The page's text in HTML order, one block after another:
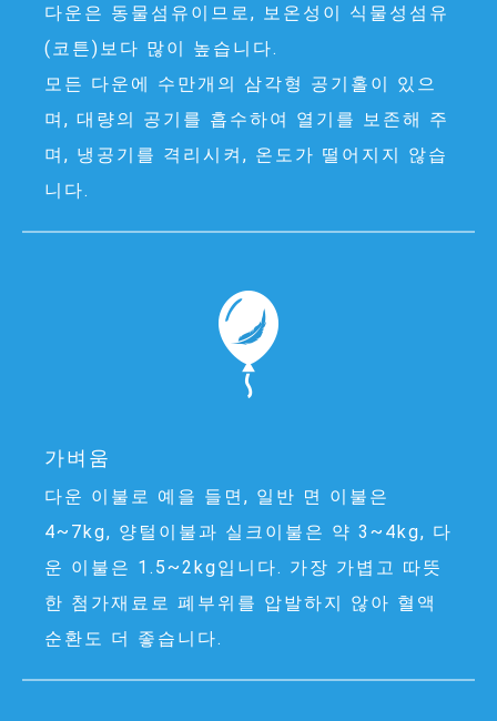
다운은 동물섬유이므로, 보온성이 식물성섬유
(코튼)보다 많이 높습니다.
모든 다운에 수만개의 삼각형 공기홀이 있으
며, 대량의 공기를 흡수하여 열기를 보존해 주
며, 냉공기를 격리시켜, 온도가 떨어지지 않습
니다.
가벼움
다운 이불로 예을 들면, 일반 면 이불은
4~7kg, 양털이불과 실크이불은 약 3~4kg, 다
운 이불은 1.5~2kg입니다. 가장 가볍고 따뜻
한 첨가재료로 폐부위를 압발하지 않아 혈액
순환도 더 좋습니다.